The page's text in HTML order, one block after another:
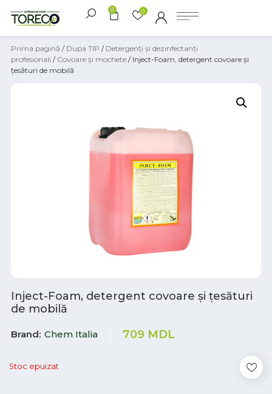
0 0
Prima pagină / Dupa TIP / Detergenți și dezinfectanți
profesionali / Covoare și mochete / Inject-Foam, detergent covoare și
țesături de mobilă
Inject-Foam, detergent covoare și țesături
de mobilă
Brand Chem Italia 709 MDL
Stoc epuizat